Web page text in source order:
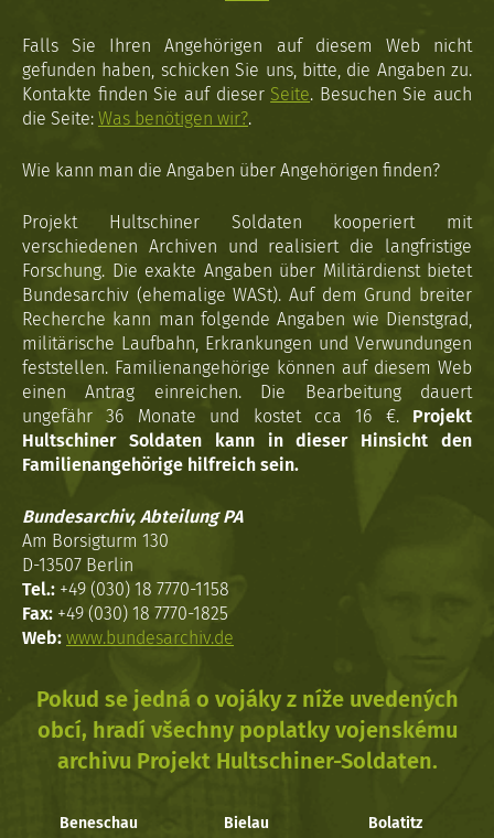
Falls Sie Ihren Angehörigen auf diesem Web nicht
gefunden haben, schicken Sie uns, bitte, die Angaben zu.
Kontakte finden Sie auf dieser Seite. Besuchen Sie auch
die Seite: Was benötigen wir?.
Wie kann man die Angaben über Angehörigen finden?
Projekt Hultschiner Soldaten kooperiert mit
verschiedenen Archiven und realisiert die langfristige
Forschung. Die exakte Angaben über Militärdienst bietet
Bundesarchiv (ehemalige WASt). Auf dem Grund breiter
Recherche kann man folgende Angaben wie Dienstgrad,
militärische Laufbahn, Erkrankungen und Verwundungen
feststellen. Familienangehörige können auf diesem Web
einen Antrag einreichen. Die Bearbeitung dauert
ungefähr 36 Monate und kostet cca 16 €. Projekt
Hultschiner Soldaten kann in dieser Hinsicht den
Familienangehörige hilfreich sein.
Bundesarchiv, Abteilung PA
Am Borsigturm 130
D-13507 Berlin
Tel.: +49 (030) 18 7770-1158
Fax: +49 (030) 18 7770-1825
Web: www.bundesarchiv.de
Pokud se jedná o vojáky z níže uvedených
obcí, hradí všechny poplatky vojenskému
archivu Projekt Hultschiner-Soldaten.
Beneschau Bielau Bolatitz